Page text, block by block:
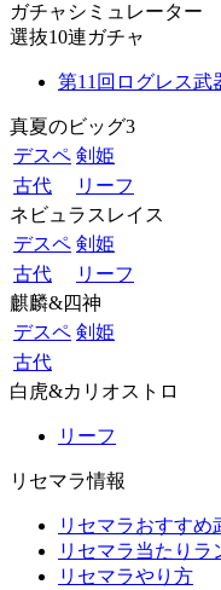
ガチャシミュレーター
選抜10連ガチャ
第11回ログレス武
真夏のビッグ3
デスペ 剣姫
古代
リーフ
ネビュラスレイス
デスペ 剣姫
古代
リーフ
麒麟&四神
デスペ 剣姫
古代
白虎&カリオストロ
リーフ
リセマラ情報
リセマラおすすめ
リセマラ当たりラ
リセマラやり方